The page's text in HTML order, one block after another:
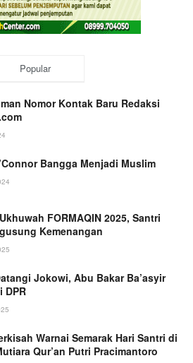
Popular
Nomor Kontak Baru Redaksi
Bangga Menjadi Muslim
FORMAQIN 2025, Santri
Kemenangan
Jokowi, Abu Bakar Ba’asyir
DPR
Warnai Semarak Hari Santri di
Qur’an Putri Pracimantoro